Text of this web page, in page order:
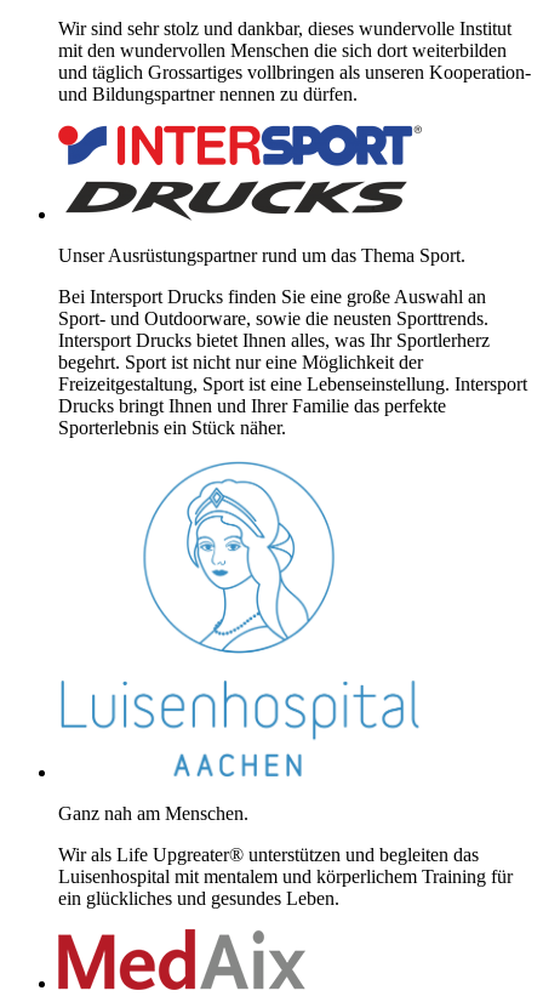
Wir sind sehr stolz und dankbar, dieses wundervolle Institut
mit den wundervollen Menschen die sich dort weiterbilden
und täglich Grossartiges vollbringen als unseren Kooperation-
und Bildungspartner nennen zu dürfen.
Unser Ausrüstungspartner rund um das Thema Sport.
Bei Intersport Drucks finden Sie eine große Auswahl an
Sport- und Outdoorware, sowie die neusten Sporttrends.
Intersport Drucks bietet Ihnen alles, was Ihr Sportlerherz
begehrt. Sport ist nicht nur eine Möglichkeit der
Freizeitgestaltung, Sport ist eine Lebenseinstellung. Intersport
Drucks bringt Ihnen und Ihrer Familie das perfekte
Sporterlebnis ein Stück näher.
Ganz nah am Menschen.
Wir als Life Upgreater® unterstützen und begleiten das
Luisenhospital mit mentalem und körperlichem Training für
ein glückliches und gesundes Leben.